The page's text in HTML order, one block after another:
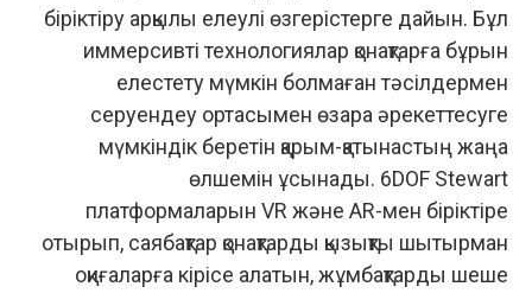
біріктіру арқылы елеулі өзгерістерге дайын. Бұл
иммерсивті технологиялар қонақтарға бұрын
елестету мүмкін болмаған тәсілдермен
серуендеу ортасымен өзара әрекеттесуге
мүмкіндік беретін қарым-қатынастың жаңа
өлшемін ұсынады. 6DOF Stewart
платформаларын VR және AR-мен біріктіре
отырып, саябақтар қонақтарды қызықты шытырман
оқиғаларға кірісе алатын, жұмбақтарды шеше